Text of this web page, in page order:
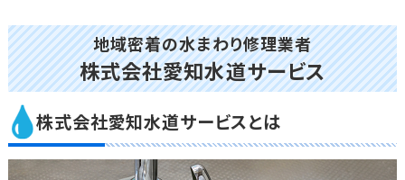
地域密着の水まわり修理業者
株式会社愛知水道サービス
株式会社愛知水道サービスとは